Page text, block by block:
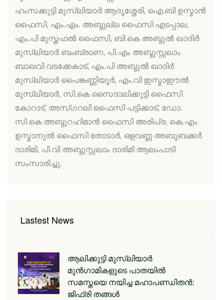
ഹംസക്കുട്ടി മുസ്ലിയാര്‍ ആദൃശ്ശേരി, ഐ.ബി ഉസ്മാന്‍
ഫൈസി, എം.എം. അബ്ദുല്ല ഫൈസി എടപ്പാല,
എം.പി മുസ്തഫല്‍ ഫൈസി, ബി.കെ അബ്ദുല്‍ ഖാദിര്‍
മുസ്ലിയാര്‍ ബംബ്രാണ, പി.എം അബ്ദുസ്സലാം
ബാഖവി വടക്കേകാട്, എം.പി അബ്ദുല്‍ ഖാദിര്‍
മുസ്ലിയാര്‍ പൈങ്കണ്ണിയൂര്‍, എം.വി ഇസ്മാഈല്‍
മുസ്ലിയാര്‍, സി.കെ സൈദാലിക്കുട്ടി ഫൈസി
കോറാട്, അസ്ഗറലി ഫൈസി പട്ടിക്കാട്, ഡോ.
സി.കെ അബ്ദുറഹിമാന്‍ ഫൈസി അരിപ്ര, കെ.എം
ഉസ്മാനുല്‍ ഫൈസി തോടാര്‍, ഒളവണ്ണ അബൂബക്കര്‍
ദാരിമി, പി.വി അബ്ദുസ്സലാം ദാരിമി ആലംപാടി
സംസാരിച്ചു.
Lastest News
ആലിക്കുട്ടി മുസ്‌ലിയാർ
മുൻഗാമികളുടെ പാതയിൽ
സമസ്തയെ നയിച്ച മഹാപണ്ഡിതൻ:
ജിഫ്‌രി തങ്ങൾ